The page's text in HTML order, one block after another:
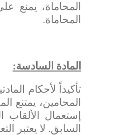
المحاماة، يمنع
المحاماة.
المادة السادسة:
المحامين، يمتنع
إستعمال الألقاب
السابق. لا يعتبر